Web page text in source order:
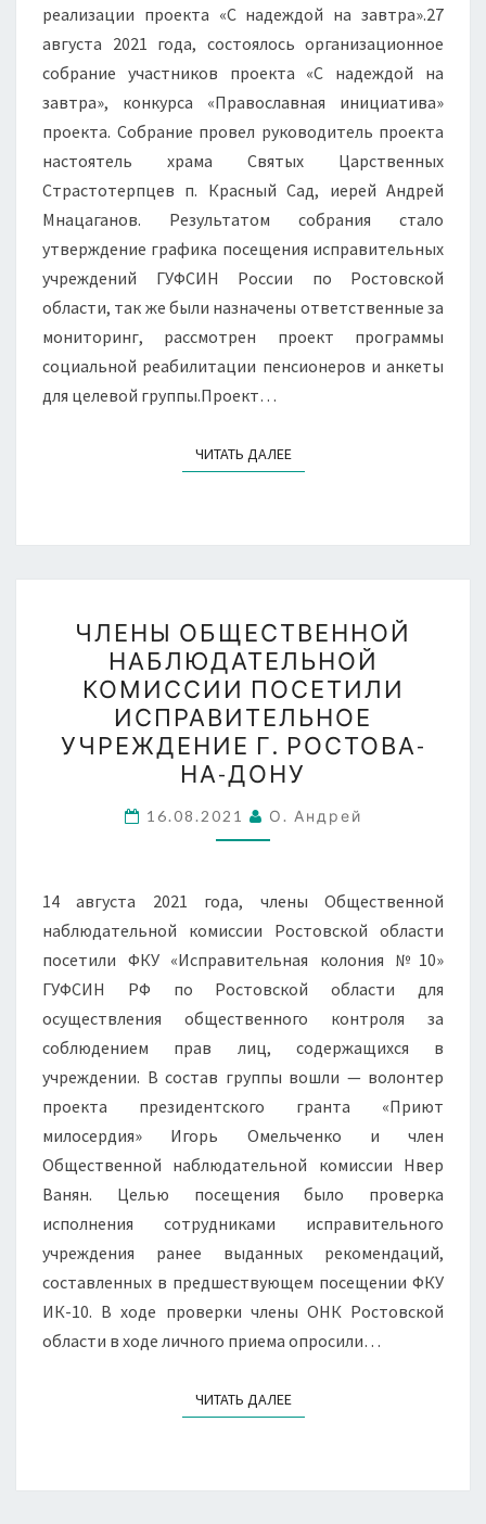
реализации проекта «С надеждой на завтра».27
августа 2021 года, состоялось организационное
собрание участников проекта «С надеждой на
завтра», конкурса «Православная инициатива»
проекта. Собрание провел руководитель проекта
настоятель храма Святых Царственных
Страстотерпцев п. Красный Сад, иерей Андрей
Мнацаганов. Результатом собрания стало
утверждение графика посещения исправительных
учреждений ГУФСИН России по Ростовской
области, так же были назначены ответственные за
мониторинг, рассмотрен проект программы
социальной реабилитации пенсионеров и анкеты
для целевой группы.Проект…
ЧИТАТЬ ДАЛЕЕЧИТАТЬ ДАЛЕЕ
ОБЩЕСТВЕННОЙ
НАБЛЮДАТЕЛЬНОЙ
КОМИССИИ
ПОСЕТИЛИ
ИСПРАВИТЕЛЬНОЕ
УЧРЕЖДЕНИЕ
Г.
РОСТОВА-
ДОНУ
ЧЛЕНЫ ОБЩЕСТВЕННОЙ
НАБЛЮДАТЕЛЬНОЙ
КОМИССИИ ПОСЕТИЛИ
ИСПРАВИТЕЛЬНОЕ
УЧРЕЖДЕНИЕ Г. РОСТОВА-
НА-ДОНУ
16.08.2021 О. Андрей
14 августа 2021 года, члены Общественной
наблюдательной комиссии Ростовской области
посетили ФКУ «Исправительная колония №10»
ГУФСИН РФ по Ростовской области для
осуществления общественного контроля за
соблюдением прав лиц, содержащихся в
учреждении. В состав группы вошли — волонтер
проекта президентского гранта «Приют
милосердия» Игорь Омельченко и член
Общественной наблюдательной комиссии Нвер
Ванян. Целью посещения было проверка
исполнения сотрудниками исправительного
учреждения ранее выданных рекомендаций,
составленных в предшествующем посещении ФКУ
ИК-10. В ходе проверки члены ОНК Ростовской
области в ходе личного приема опросили…
ЧИТАТЬ ДАЛЕЕЧИТАТЬ ДАЛЕЕ